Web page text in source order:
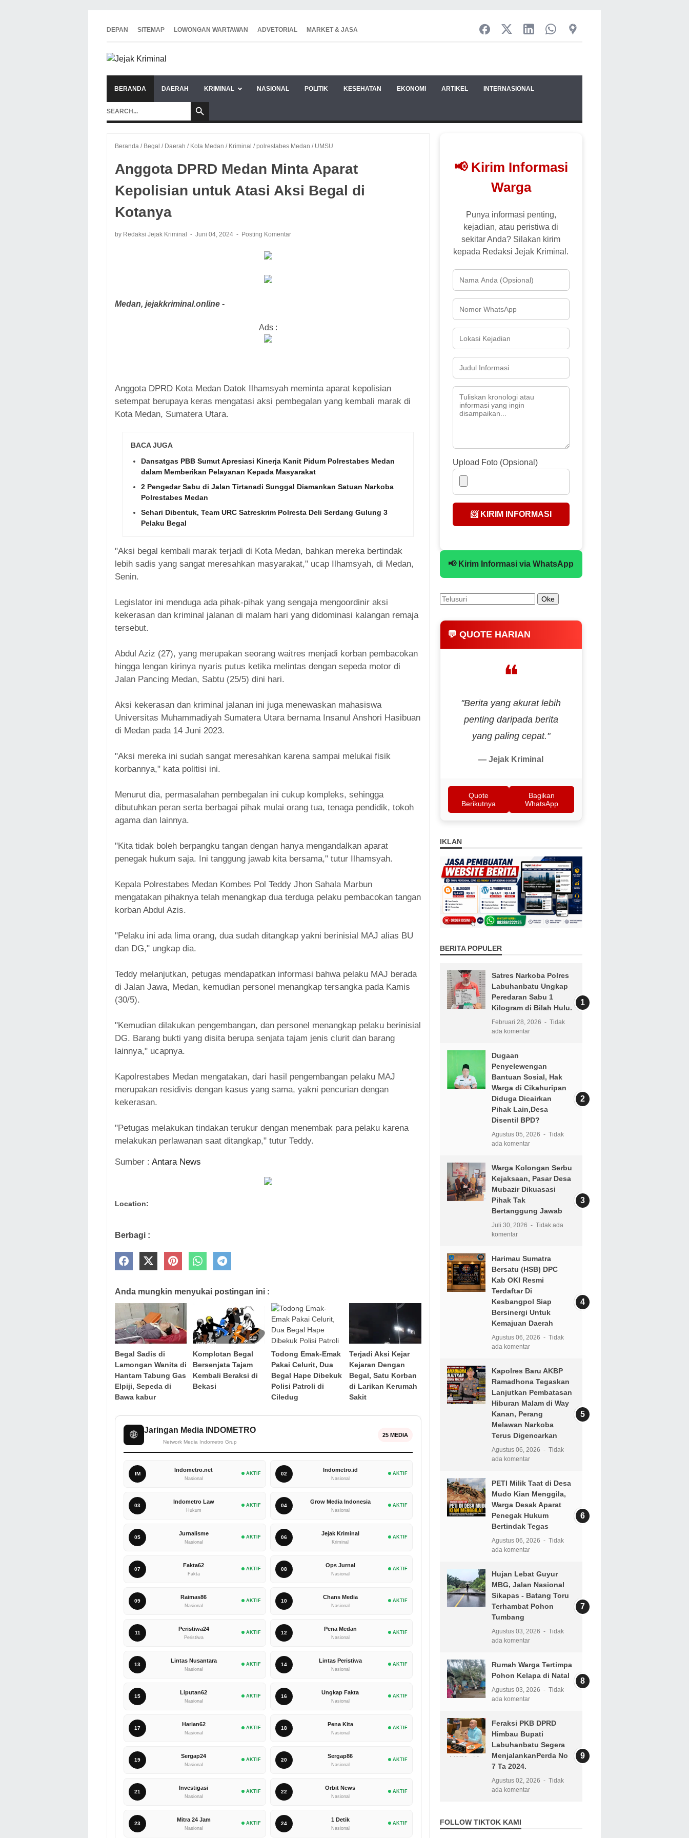
DEPAN SITEMAP LOWONGAN WARTAWAN ADVETORIAL MARKET & JASA
BERANDA DAERAH KRIMINAL NASIONAL POLITIK KESEHATAN EKONOMI ARTIKEL INTERNASIONAL
Beranda / Begal / Daerah / Kota Medan / Kriminal /polrestabes Medan / UMSU
Anggota DPRD Medan Minta Aparat
Kepolisian untuk Atasi Aksi Begal di
Kotanya
by Redaksi Jejak Kriminal Juni 04, 2024 Posting Komentar
Medan, jejakkriminal.online -
Ads :
Anggota DPRD Kota Medan Datok Ilhamsyah meminta aparat kepolisian
setempat berupaya keras mengatasi aksi pembegalan yang kembali marak di
Kota Medan, Sumatera Utara.
BACA JUGA
Dansatgas PBB Sumut Apresiasi Kinerja Kanit Pidum Polrestabes Medan
dalam Memberikan Pelayanan Kepada Masyarakat
2 Pengedar Sabu di Jalan Tirtanadi Sunggal Diamankan Satuan Narkoba
Polrestabes Medan
Sehari Dibentuk, Team URC Satreskrim Polresta Deli Serdang Gulung 3
Pelaku Begal
"Aksi begal kembali marak terjadi di Kota Medan, bahkan mereka bertindak
lebih sadis yang sangat meresahkan masyarakat," ucap Ilhamsyah, di Medan,
Senin.
Legislator ini menduga ada pihak-pihak yang sengaja mengoordinir aksi
kekerasan dan kriminal jalanan di malam hari yang didominasi kalangan remaja
tersebut.
Abdul Aziz (27), yang merupakan seorang waitres menjadi korban pembacokan
hingga lengan kirinya nyaris putus ketika melintas dengan sepeda motor di
Jalan Pancing Medan, Sabtu (25/5) dini hari.
Aksi kekerasan dan kriminal jalanan ini juga menewaskan mahasiswa
Universitas Muhammadiyah Sumatera Utara bernama Insanul Anshori Hasibuan
di Medan pada 14 Juni 2023.
"Aksi mereka ini sudah sangat meresahkan karena sampai melukai fisik
korbannya," kata politisi ini.
Menurut dia, permasalahan pembegalan ini cukup kompleks, sehingga
dibutuhkan peran serta berbagai pihak mulai orang tua, tenaga pendidik, tokoh
agama dan lainnya.
"Kita tidak boleh berpangku tangan dengan hanya mengandalkan aparat
penegak hukum saja. Ini tanggung jawab kita bersama," tutur Ilhamsyah.
Kepala Polrestabes Medan Kombes Pol Teddy Jhon Sahala Marbun
mengatakan pihaknya telah menangkap dua terduga pelaku pembacokan tangan
korban Abdul Azis.
"Pelaku ini ada lima orang, dua sudah ditangkap yakni berinisial MAJ alias BU
dan DG," ungkap dia.
Teddy melanjutkan, petugas mendapatkan informasi bahwa pelaku MAJ berada
di Jalan Jawa, Medan, kemudian personel menangkap tersangka pada Kamis
(30/5).
"Kemudian dilakukan pengembangan, dan personel menangkap pelaku berinisial
DG. Barang bukti yang disita berupa senjata tajam jenis clurit dan barang
lainnya," ucapnya.
Kapolrestabes Medan mengatakan, dari hasil pengembangan pelaku MAJ
merupakan residivis dengan kasus yang sama, yakni pencurian dengan
kekerasan.
"Petugas melakukan tindakan terukur dengan menembak para pelaku karena
melakukan perlawanan saat ditangkap," tutur Teddy.
Sumber : Antara News
Location:
Berbagi :
Anda mungkin menyukai postingan ini :
Begal Sadis di
Lamongan Wanita di
Hantam Tabung Gas
Elpiji, Sepeda di
Bawa kabur
Komplotan Begal
Bersenjata Tajam
Kembali Beraksi di
Bekasi
Todong Emak-Emak
Pakai Celurit, Dua
Begal Hape Dibekuk
Polisi Patroli di
Ciledug
Terjadi Aksi Kejar
Kejaran Dengan
Begal, Satu Korban
di Larikan Kerumah
Sakit
🌐 Jaringan Media INDOMETRO
Network Media Indometro Grup
25 MEDIA
IM
Indometro.net
Nasional
AKTIF 02
Indometro.id
Nasional
AKTIF
03
Indometro Law
Hukum
AKTIF 04
Grow Media Indonesia
Nasional
AKTIF
05
Jurnalisme
Nasional
AKTIF 06
Jejak Kriminal
Kriminal
AKTIF
07
Fakta62
Fakta
AKTIF 08
Ops Jurnal
Nasional
AKTIF
09
Raimas86
Nasional
AKTIF 10
Chans Media
Nasional
AKTIF
11
Peristiwa24
Peristiwa
AKTIF 12
Pena Medan
Nasional
AKTIF
13
Lintas Nusantara
Nasional
AKTIF 14
Lintas Peristiwa
Nasional
AKTIF
15
Liputan62
Nasional
AKTIF 16
Ungkap Fakta
Nasional
AKTIF
17
Harian62
Nasional
AKTIF 18
Pena Kita
Nasional
AKTIF
19
Sergap24
Nasional
AKTIF 20
Sergap86
Nasional
AKTIF
21
Investigasi
Nasional
AKTIF 22
Orbit News
Nasional
AKTIF
23
Mitra 24 Jam
Nasional
AKTIF 24
1 Detik
Nasional
AKTIF
📢 Kirim Informasi
Warga
Punya informasi penting,
kejadian, atau peristiwa di
sekitar Anda? Silakan kirim
kepada Redaksi Jejak Kriminal.
Upload Foto (Opsional)
📨 KIRIM INFORMASI
📢 Kirim Informasi via WhatsApp
💬 QUOTE HARIAN
❝
"Berita yang akurat lebih
penting daripada berita
yang paling cepat."
— Jejak Kriminal
Quote
Berikutnya
Bagikan
WhatsApp
IKLAN
BERITA POPULER
Satres Narkoba Polres
Labuhanbatu Ungkap
Peredaran Sabu 1
Kilogram di Bilah Hulu.
Februari 28, 2026
Tidak
ada komentar
Dugaan
Penyelewengan
Bantuan Sosial, Hak
Warga di Cikahuripan
Diduga Dicairkan
Pihak Lain,Desa
Disentil BPD?
Agustus 05, 2026
Tidak
ada komentar
Warga Kolongan Serbu
Kejaksaan, Pasar Desa
Mubazir Dikuasasi
Pihak Tak
Bertanggung Jawab
Juli 30, 2026
Tidak ada
komentar
Harimau Sumatra
Bersatu (HSB) DPC
Kab OKI Resmi
Terdaftar Di
Kesbangpol Siap
Bersinergi Untuk
Kemajuan Daerah
Agustus 06, 2026
Tidak
ada komentar
Kapolres Baru AKBP
Ramadhona Tegaskan
Lanjutkan Pembatasan
Hiburan Malam di Way
Kanan, Perang
Melawan Narkoba
Terus Digencarkan
Agustus 06, 2026
Tidak
ada komentar
PETI Milik Taat di Desa
Mudo Kian Menggila,
Warga Desak Aparat
Penegak Hukum
Bertindak Tegas
Agustus 06, 2026
Tidak
ada komentar
Hujan Lebat Guyur
MBG, Jalan Nasional
Sikapas - Batang Toru
Terhambat Pohon
Tumbang
Agustus 03, 2026
Tidak
ada komentar
Rumah Warga Tertimpa
Pohon Kelapa di Natal
Agustus 03, 2026
Tidak
ada komentar
Feraksi PKB DPRD
Himbau Bupati
Labuhanbatu Segera
MenjalankanPerda No
7 Ta 2024.
Agustus 02, 2026
Tidak
ada komentar
FOLLOW TIKTOK KAMI